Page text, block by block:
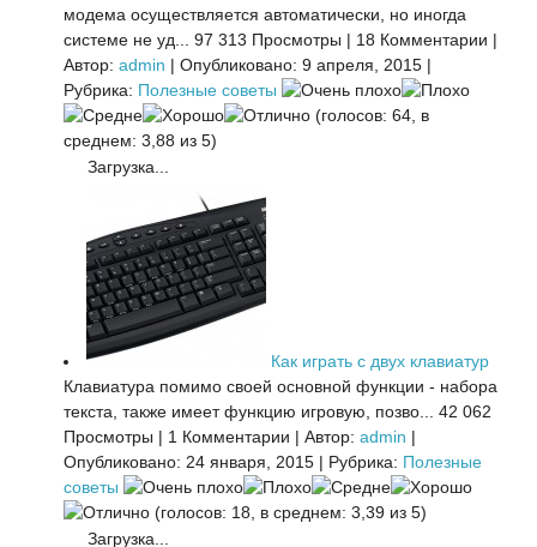
модема осуществляется автоматически, но иногда
системе не уд...
97 313 Просмотры | 18 Комментарии |
Автор: admin | Опубликовано: 9 апреля, 2015 |
Рубрика: Полезные советы
(голосов: 64, в
среднем: 3,88 из 5)
Загрузка...
Как играть с двух клавиатур
Клавиатура помимо своей основной функции - набора
текста, также имеет функцию игровую, позво...
42 062
Просмотры | 1 Комментарии | Автор: admin |
Опубликовано: 24 января, 2015 | Рубрика: Полезные
советы
(голосов: 18, в среднем: 3,39 из 5)
Загрузка...